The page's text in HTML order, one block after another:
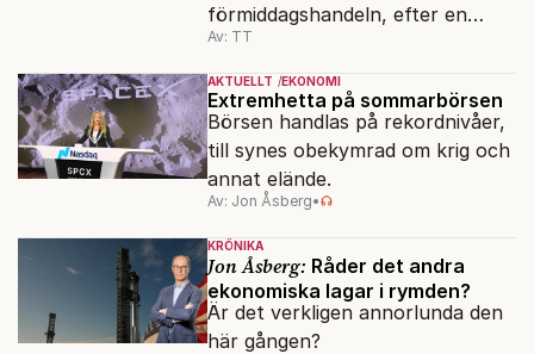
förmiddagshandeln, efter en
inledning nedåt – trots ett högre
oljepris och AI-oro.
Av: TT
AKTUELLT EKONOMI
Extremhetta på sommarbörsen
Börsen handlas på rekordnivåer,
till synes obekymrad om krig och
annat elände.
Av: Jon Åsberg•
KRÖNIKA
Jon Åsberg: Råder det andra
ekonomiska lagar i rymden?
Är det verkligen annorlunda den
här gången?